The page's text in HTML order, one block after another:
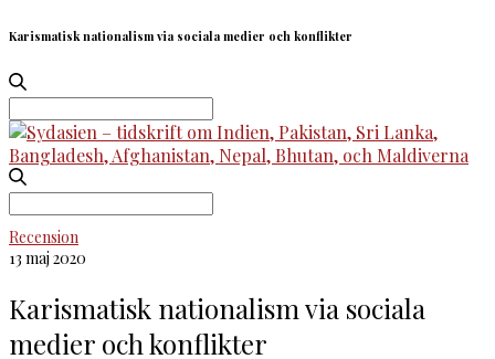
Karismatisk nationalism via sociala medier och konflikter
Search
for:
Search
Recension
13 maj 2020
Karismatisk nationalism via sociala
medier och konflikter